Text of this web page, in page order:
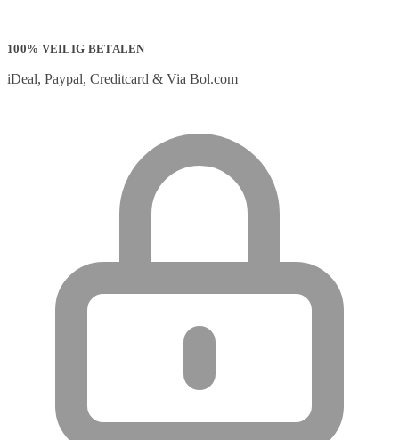
100% VEILIG BETALEN
iDeal, Paypal, Creditcard & Via Bol.com